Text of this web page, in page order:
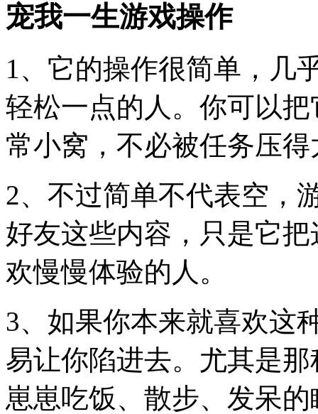
宠我一生游戏操作
1、它的操作很简单，几
轻松一点的人。你可以
常小窝，不必被任务压得
2、不过简单不代表空，
好友这些内容，只是它
欢慢慢体验的人。
3、如果你本来就喜欢这
易让你陷进去。尤其是
崽崽吃饭、散步、发呆